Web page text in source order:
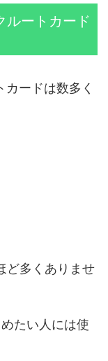
ルートカード
ードは数多く
ど多くありませ
たい人には使